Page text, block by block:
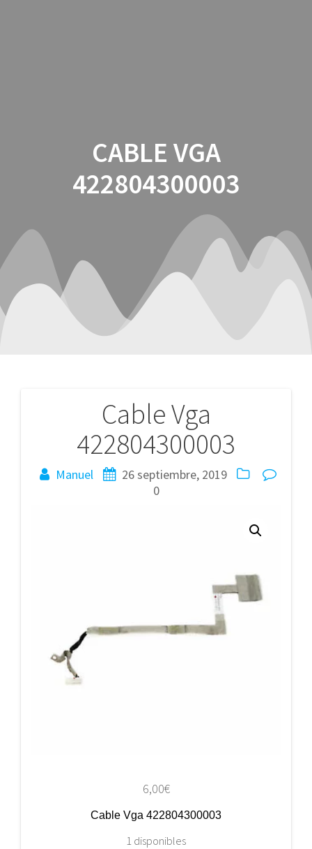
CABLE VGA
422804300003
Cable Vga
422804300003
Manuel
26 septiembre, 2019
0
6,00€
Cable Vga 422804300003
1 disponibles
Navegación
entradas